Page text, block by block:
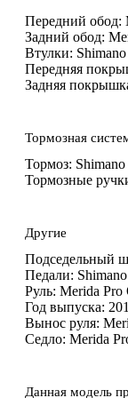
Передний обод:
Задний обод:
Втулки:
Передняя
Задняя
Тормозная
Тормоз:
Тормозные
Другие
Подседельный
Педали:
Руль: Merida Pro
Год выпуска:
Вынос руля:
Седло: Merida
Данная модель